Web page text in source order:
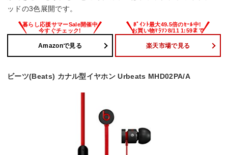
ッドの3色展開です。
Amazonで見る 楽天市場で見る
ビーツ(Beats) カナル型イヤホン Urbeats MHD02PA/A